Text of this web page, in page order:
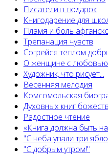
Писатели в подарок
Книгодарение для
Пламя и боль
Трепанация чувств
Согрейся теплом
О женщине с любовью
Художник, что рисует...
Весенняя мелодия
Комсомольская
Духовных книг
Радостное чтение
«Книга должна быть
"С неба упали три
"С добрым утром!"